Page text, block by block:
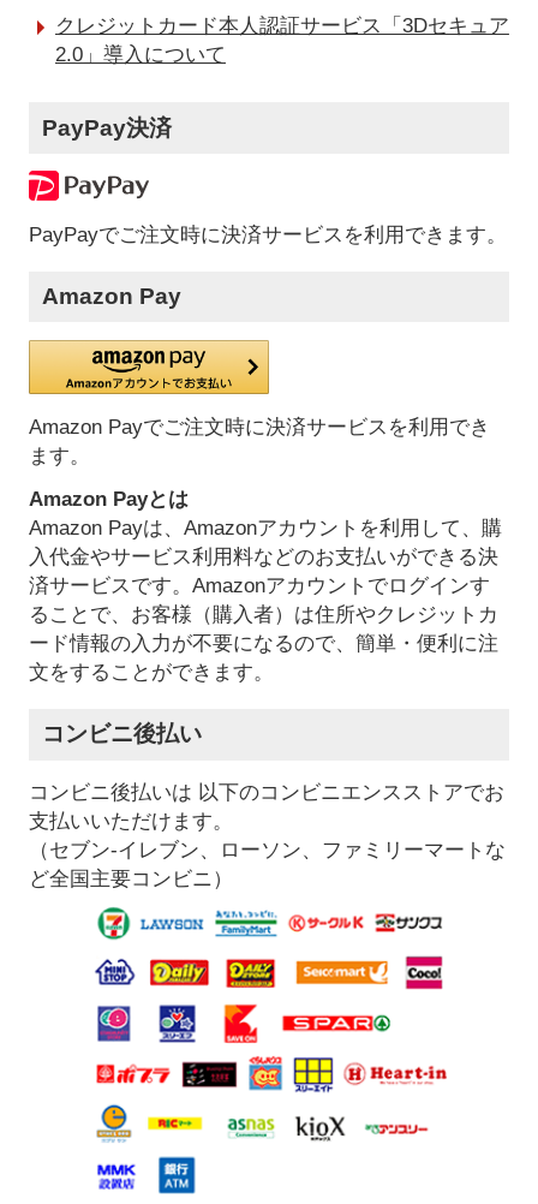
クレジットカード本人認証サービス「3Dセキュア
2.0」導入について
PayPay決済
PayPayでご注文時に決済サービスを利用できます。
Amazon Pay
Amazon Payでご注文時に決済サービスを利用でき
ます。
Amazon Payとは
Amazon Payは、Amazonアカウントを利用して、購
入代金やサービス利用料などのお支払いができる決
済サービスです。Amazonアカウントでログインす
ることで、お客様（購入者）は住所やクレジットカ
ード情報の入力が不要になるので、簡単・便利に注
文をすることができます。
コンビニ後払い
コンビニ後払いは 以下のコンビニエンスストアでお
支払いいただけます。
（セブン-イレブン、ローソン、ファミリーマートな
ど全国主要コンビニ）